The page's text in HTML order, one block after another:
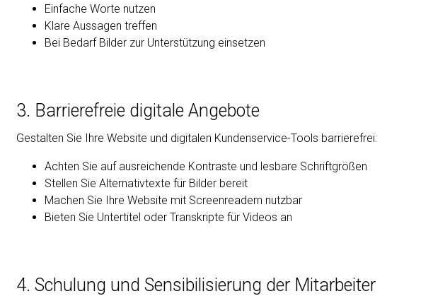
Einfache Worte nutzen
Klare Aussagen treffen
Bei Bedarf Bilder zur Unterstützung einsetzen
3. Barrierefreie digitale Angebote
Gestalten Sie Ihre Website und digitalen Kundenservice-Tools barrierefrei:
Achten Sie auf ausreichende Kontraste und lesbare Schriftgrößen
Stellen Sie Alternativtexte für Bilder bereit
Machen Sie Ihre Website mit Screenreadern nutzbar
Bieten Sie Untertitel oder Transkripte für Videos an
4. Schulung und Sensibilisierung der Mitarbeiter